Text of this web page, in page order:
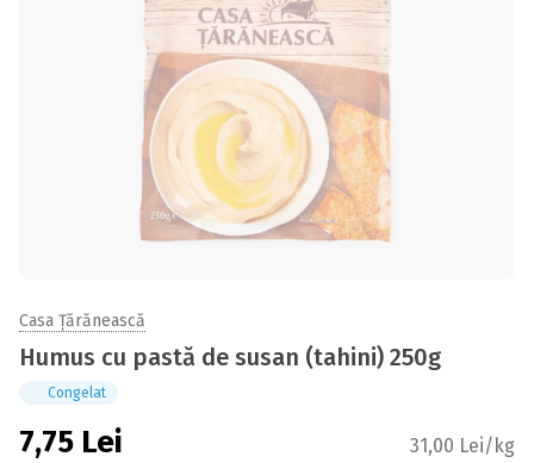
Casa Țărănească
Humus cu pastă de susan (tahini) 250g
Congelat
7,75 Lei 31,00 Lei/kg